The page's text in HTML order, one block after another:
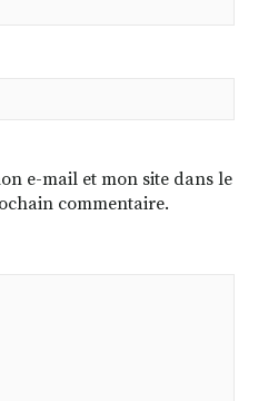
e-mail et mon site dans le
commentaire.